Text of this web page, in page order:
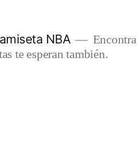
NBA
te esperan también.